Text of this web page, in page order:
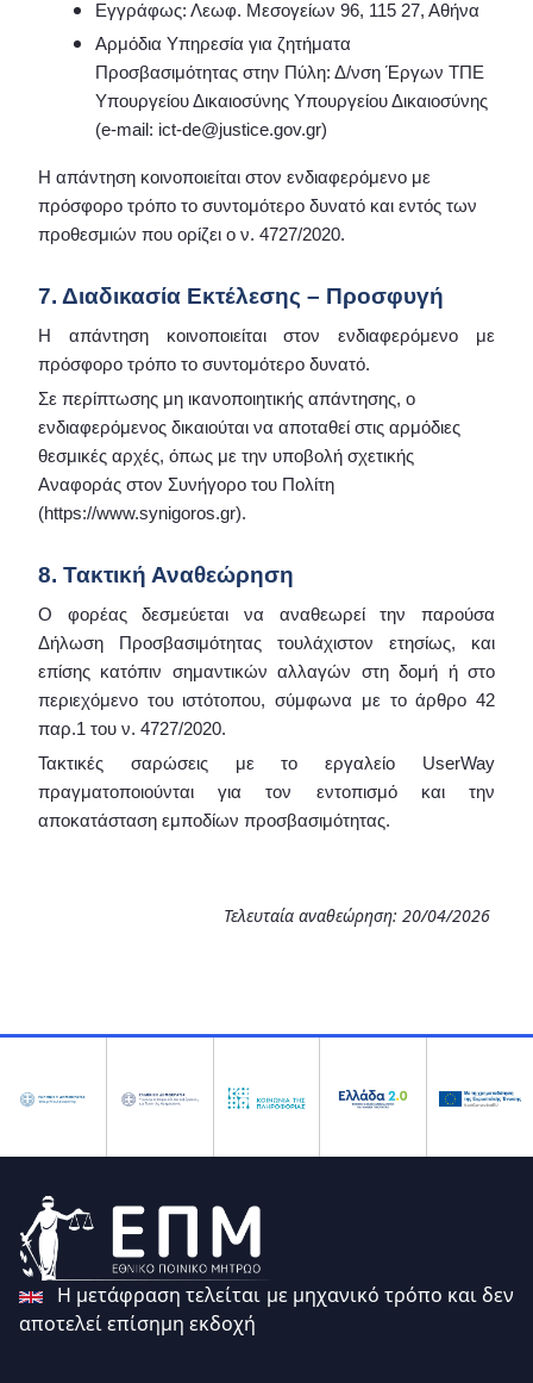
Εγγράφως: Λεωφ. Μεσογείων 96, 115 27, Αθήνα
Αρμόδια Υπηρεσία για ζητήματα
Προσβασιμότητας στην Πύλη: Δ/νση Έργων ΤΠΕ
Υπουργείου Δικαιοσύνης Υπουργείου Δικαιοσύνης
(e-mail: ict-de@justice.gov.gr)
Η απάντηση κοινοποιείται στον ενδιαφερόμενο με
πρόσφορο τρόπο το συντομότερο δυνατό και εντός των
προθεσμιών που ορίζει ο ν. 4727/2020.
7. Διαδικασία Εκτέλεσης – Προσφυγή
Η απάντηση κοινοποιείται στον ενδιαφερόμενο με
πρόσφορο τρόπο το συντομότερο δυνατό.
Σε περίπτωσης μη ικανοποιητικής απάντησης, ο
ενδιαφερόμενος δικαιούται να αποταθεί στις αρμόδιες
θεσμικές αρχές, όπως με την υποβολή σχετικής
Αναφοράς στον Συνήγορο του Πολίτη
(https://www.synigoros.gr).
8. Τακτική Αναθεώρηση
Ο φορέας δεσμεύεται να αναθεωρεί την παρούσα
Δήλωση Προσβασιμότητας τουλάχιστον ετησίως, και
επίσης κατόπιν σημαντικών αλλαγών στη δομή ή στο
περιεχόμενο του ιστότοπου, σύμφωνα με το άρθρο 42
παρ.1 του ν. 4727/2020.
Τακτικές σαρώσεις με το εργαλείο UserWay
πραγματοποιούνται για τον εντοπισμό και την
αποκατάσταση εμποδίων προσβασιμότητας.
Τελευταία αναθεώρηση: 20/04/2026
Η μετάφραση τελείται με μηχανικό τρόπο και δεν
αποτελεί επίσημη εκδοχή